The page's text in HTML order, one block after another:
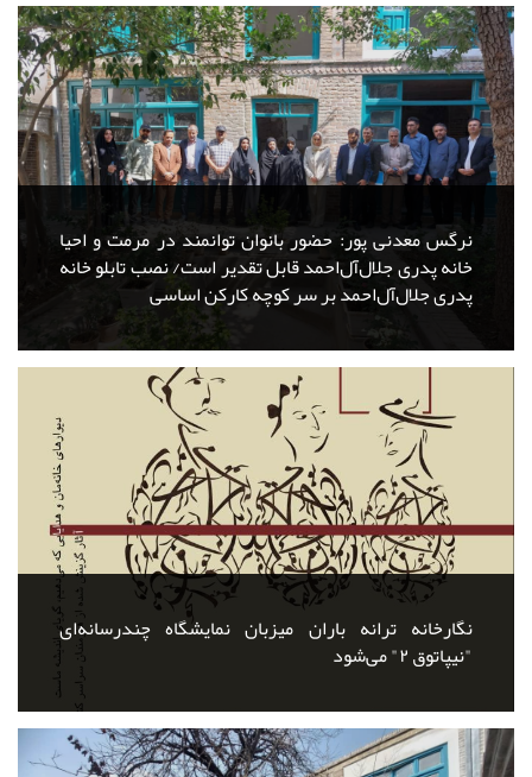
نرگس معدنی پور: حضور بانوان توانمند در مرمت و احیا
خانه پدری جلال‌آل‌احمد قابل تقدیر است/ نصب تابلو خانه
پدری جلال‌آل‌احمد بر سر کوچه کارکن اساسی
نگارخانه ترانه باران میزبان نمایشگاه چندرسانه‌ای
"نیپاتوق ۲" می‌شود